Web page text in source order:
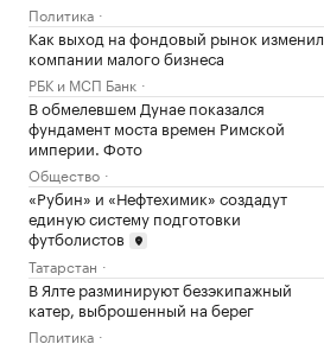
Политика
Как выход на фондовый рынок изменил
компании малого бизнеса
РБК и МСП Банк
В обмелевшем Дунае показался
фундамент моста времен Римской
империи. Фото
Общество
«Рубин» и «Нефтехимик» создадут
единую систему подготовки
футболистов
Татарстан
В Ялте разминируют безэкипажный
катер, выброшенный на берег
Политика